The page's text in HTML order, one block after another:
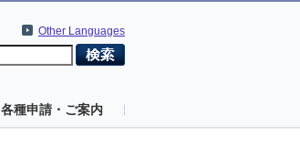
Other Languages
各種申請・ご案内